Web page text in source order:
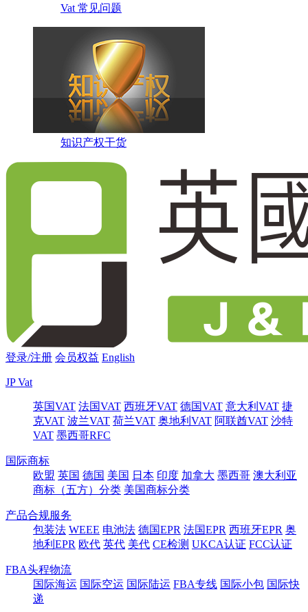
Vat 常见问题
知识产权干货
登录/注册 会员权益 English
JP Vat
英国VAT 法国VAT 西班牙VAT 德国VAT 意大利VAT 捷
克VAT 波兰VAT 荷兰VAT 奥地利VAT 阿联酋VAT 沙特
VAT 墨西哥RFC
国际商标
欧盟 英国 德国 美国 日本 印度 加拿大 墨西哥 澳大利亚
商标（五方）分类 美国商标分类
产品合规服务
包装法 WEEE 电池法 德国EPR 法国EPR 西班牙EPR 奥
地利EPR 欧代 英代 美代 CE检测 UKCA认证 FCC认证
FBA头程物流
国际海运 国际空运 国际陆运 FBA专线 国际小包 国际快
递